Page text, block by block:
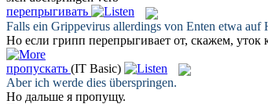
перепрыгивать
Falls ein Grippevirus allerdings von Enten etwa auf
Но если грипп перепрыгивает от, скажем, уток
пропускать (IT Basic)
Aber ich werde dies überspringen.
Но дальше я пропущу.